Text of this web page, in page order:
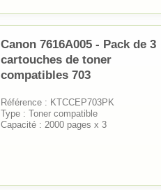
Canon 7616A005 - Pack de 3
cartouches de toner
compatibles 703
Référence : KTCCEP703PK
Type : Toner compatible
Capacité : 2000 pages x 3